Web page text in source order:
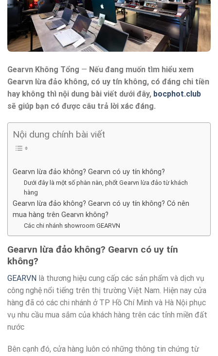
Gearvn Không Tổng — Nếu đang muốn tìm hiểu xem
Gearvn lừa đảo không, có uy tín không, có đáng chi tiền
hay không thì nội dung bài viết dưới đây, bocphot.club
sẽ giúp bạn có được câu trả lời xác đáng.
Nội dung chính bài viết
Gearvn lừa đảo không? Gearvn có uy tín không?
Dưới đây là một số phàn nàn, phốt Gearvn lừa đảo từ khách
hàng
Gearvn lừa đảo không? Gearvn có uy tín không? Có nên
mua hàng trên Gearvn không?
Các chi nhánh showroom GEARVN
Gearvn lừa đảo không? Gearvn có uy tín
không?
GEARVN là thương hiệu cung cấp các sản phẩm và dịch vụ
công nghệ nổi tiếng trên thị trường Việt Nam. Hiện nay cửa
hàng đã có các chi nhánh ở TP Hồ Chí Minh và Hà Nội phục
vụ nhu cầu mua sắm của khách hàng trên các tỉnh miền đất
nước
Bên cạnh đó, cửa hàng luôn có những thông tin chứng từ